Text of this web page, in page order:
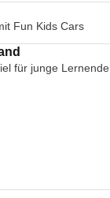
Fun Kids Cars
für junge Lernende